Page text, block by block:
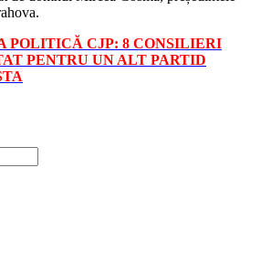
POLITICĂ CJP: 8 CONSILIERI
PENTRU UN ALT PARTID